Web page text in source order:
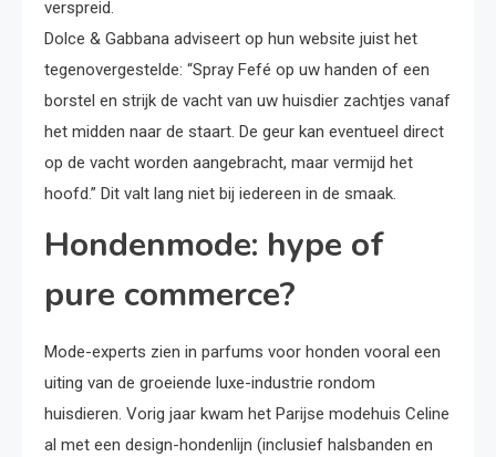
verspreid.
Dolce & Gabbana adviseert op hun website juist het
tegenovergestelde: “Spray Fefé op uw handen of een
borstel en strijk de vacht van uw huisdier zachtjes vanaf
het midden naar de staart. De geur kan eventueel direct
op de vacht worden aangebracht, maar vermijd het
hoofd.” Dit valt lang niet bij iedereen in de smaak.
Hondenmode: hype of
pure commerce?
Mode-experts zien in parfums voor honden vooral een
uiting van de groeiende luxe-industrie rondom
huisdieren. Vorig jaar kwam het Parijse modehuis Celine
al met een design-hondenlijn (inclusief halsbanden en